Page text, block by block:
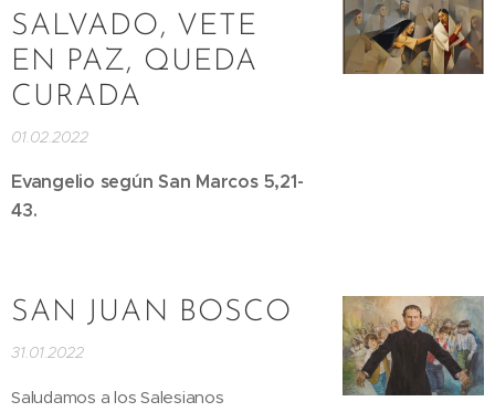
SALVADO, VETE
EN PAZ, QUEDA
CURADA
01.02.2022
Evangelio según San Marcos 5,21-
43.
SAN JUAN BOSCO
31.01.2022
Saludamos a los Salesianos